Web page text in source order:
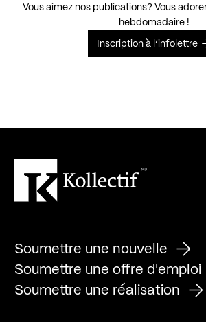
Vous aimez nos publications? Vous
hebdomadaire !
Inscription à l’infolettre
Soumettre une nouvelle
Soumettre une offre d'emploi
Soumettre une réalisation